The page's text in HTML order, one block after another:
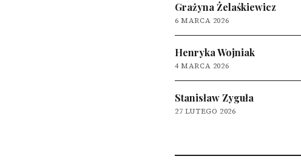
Grażyna Żelaśkiewicz
6 MARCA 2026
Henryka Wojniak
4 MARCA 2026
Stanisław Zyguła
27 LUTEGO 2026